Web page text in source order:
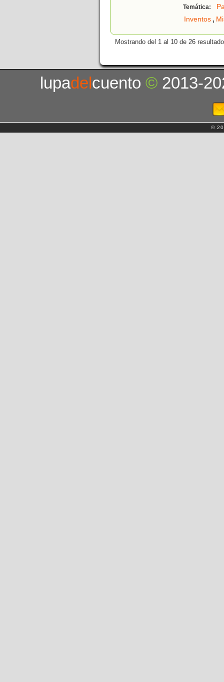
Temática:
Inventos,
Mostrando del 1 al 10 de 26
lupadelcuento© 2013-
©